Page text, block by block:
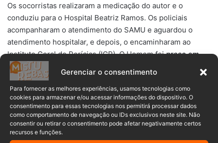
Gerenciar o consentimento
Para fornecer as melhores experiências, usamos tecnologias como
cookies para armazenar e/ou acessar informações do dispositivo. O
consentimento para essas tecnologias nos permitirá processar dados
como comportamento de navegação ou IDs exclusivos neste site. Não
consentir ou retirar o consentimento pode afetar negativamente certos
recursos e funções.
Os socorristas realizaram a medicação do autor e o
conduziu para o Hospital Beatriz Ramos. Os policiais
acompanharam o atendimento do SAMU e aguardou o
atendimento hospitalar, e depois, o encaminharam ao
Instituto Geral de Perícias (IGP). O Homem foipreso em
flagrante e encaminhado à Delegacia Policial para a
tomada dos procedimentos cabíveis.